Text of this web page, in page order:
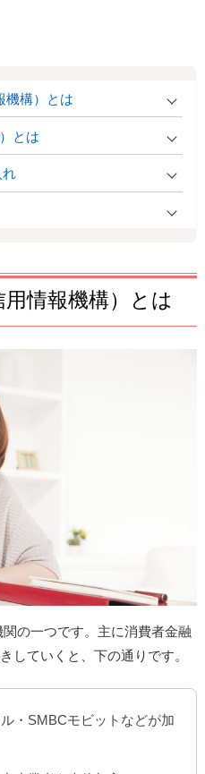
機構）とは
とは
れ
用情報機構）とは
の一つです。主に消費者金融
していくと、下の通りです。
・SMBCモビットなどが加